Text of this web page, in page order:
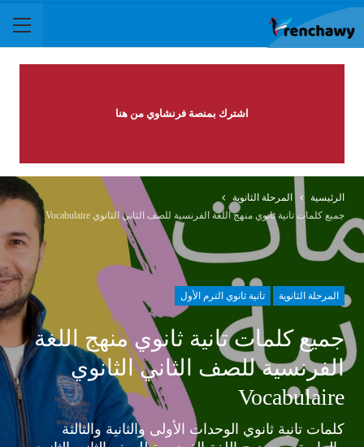
اشترك بمنصة فرنشاوي من هنا
الرئيسية
المرحلة الثانوية
جميع كلمات تانية ثانوي منهج اللغة الفرنسية للصف الثاني الثانوي Vocabulaire
المرحلة الثانوية تانية ثانوي الترم الأول
جميع كلمات تانية ثانوي منهج اللغة
الفرنسية للصف الثاني الثانوي
Vocabulaire
كلمات تانية ثانوي الوحدات الأولى والثانية والثالثة